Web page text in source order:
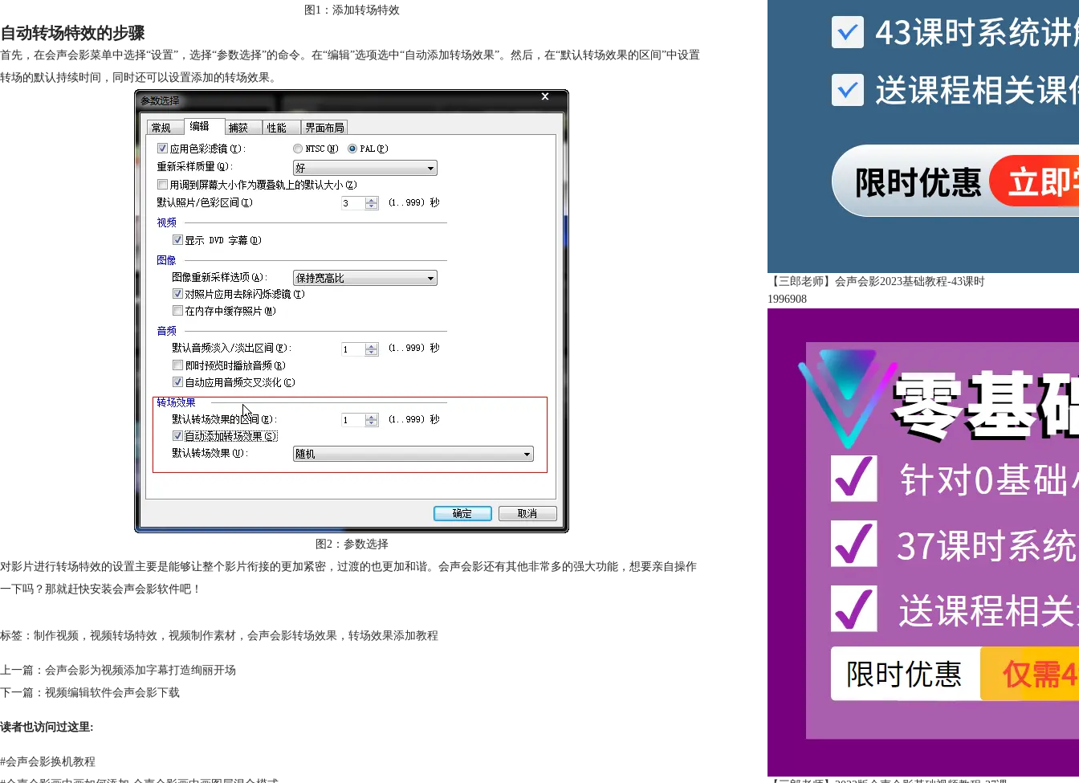
图1：添加转场特效
自动转场特效的步骤
首先，在会声会影菜单中选择“设置”，选择“参数选择”的命令。在“编辑”选项选中“自动添加转场效果”。然后，在“默认转场效果的区间”中设置
转场的默认持续时间，同时还可以设置添加的转场效果。
图2：参数选择
对影片进行转场特效的设置主要是能够让整个影片衔接的更加紧密，过渡的也更加和谐。会声会影还有其他非常多的强大功能，想要亲自操作
一下吗？那就赶快安装会声会影软件吧！
标签： 制作视频 ， 视频转场特效 ， 视频制作素材 ， 会声会影转场效果 ， 转场效果添加教程
上一篇： 会声会影为视频添加字幕打造绚丽开场
下一篇： 视频编辑软件会声会影下载
读者也访问过这里:
#会声会影换机教程
【三郎老师】会声会影2023基础教程-43课时
1996908